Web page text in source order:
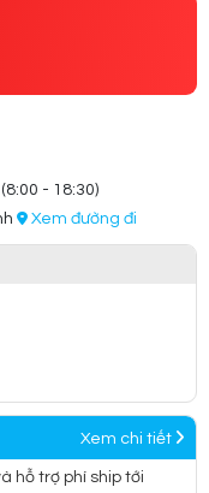
(8:00 - 18:30)
Xem đường đi
Xem chi tiết
hỗ trợ phí ship tới